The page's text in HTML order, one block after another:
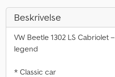
Beskrivelse
VW Beetle 1302 LS Cabriolet
legend
* Classic car